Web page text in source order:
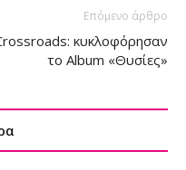
Επόμενο άρθρο
κυκλοφόρησαν
το Album «Θυσίες»